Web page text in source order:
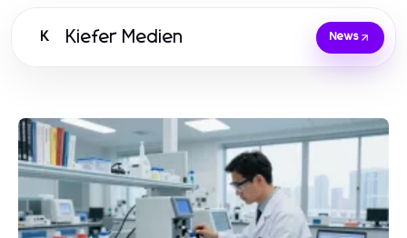
K Kiefer Medien News